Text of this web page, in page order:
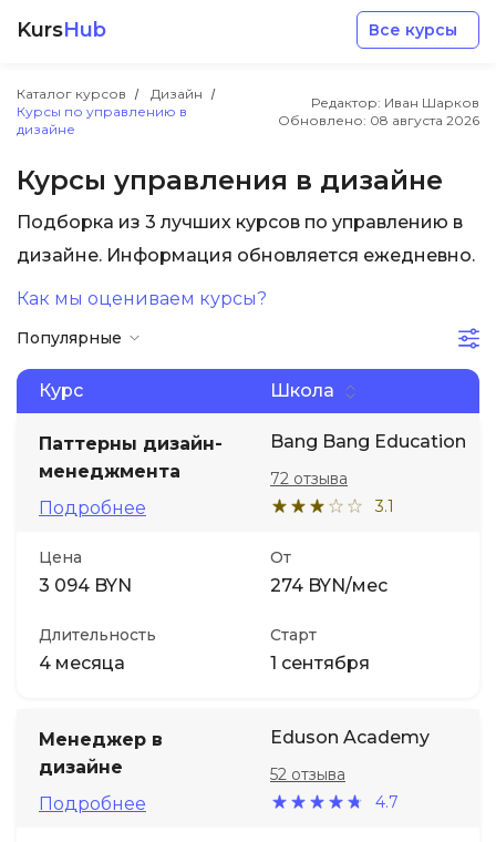
KursHub Все курсы
Каталог курсов
Дизайн
Курсы по управлению в
дизайне
Редактор: Иван Шарков
Обновлено: 08 августа 2026
Курсы управления в дизайне
Подборка из 3 лучших курсов по управлению в
дизайне. Информация обновляется ежедневно.
Как мы оцениваем курсы?
Популярные
Курс Школа
Паттерны дизайн-
менеджмента
Подробнее
Bang Bang Education
3.1
72 отзыва
Цена
3 094 BYN
От
274 BYN/мес
Длительность
4 месяца
Старт
1 сентября
Менеджер в
дизайне
Подробнее
Eduson Academy
4.7
52 отзыва
Разработка
Маркетинг
Дизайн
Менеджмент
Иностранные языки
ДПО
Детям
Акции и промокоды